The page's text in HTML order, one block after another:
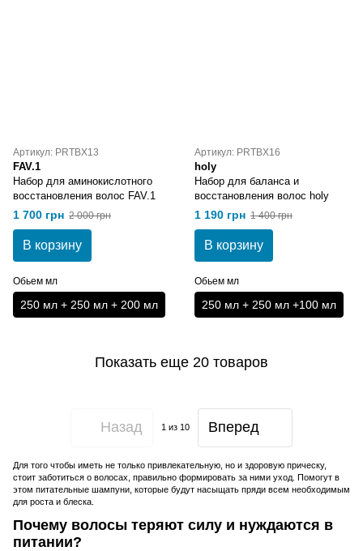
Артикул: PRTBX13
FAV.1
Набор для аминокислотного
восстановления волос FAV.1
1 700 грн 2 000 грн
В корзину
Обьем мл
250 мл + 250 мл + 200 мл
Артикул: PRTBX16
holy
Набор для баланса и
восстановления волос holy
1 190 грн 1 400 грн
В корзину
Обьем мл
250 мл + 250 мл +100 мл
Показать еще 20 товаров
Назад 1 из 10 Вперед
Для того чтобы иметь не только привлекательную, но и здоровую прическу,
стоит заботиться о волосах, правильно формировать за ними уход. Помогут в
этом питательные шампуни, которые будут насыщать пряди всем необходимым
для роста и блеска.
Почему волосы теряют силу и нуждаются в
питании?